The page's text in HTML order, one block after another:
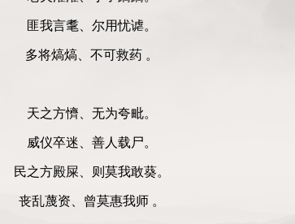
匪我言耄、尔用忧谑。
多将熇熇、不可救药 。
天之方懠、无为夸毗。
威仪卒迷、善人载尸。
民之方殿屎、则莫我敢葵。
丧乱蔑资、曾莫惠我师 。